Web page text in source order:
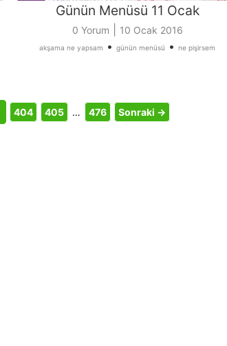
Günün Menüsü 11 Ocak
0 Yorum 10 Ocak 2016
akşama ne yapsam • günün menüsü • ne pişirsem
404 405 … 476 Sonraki →